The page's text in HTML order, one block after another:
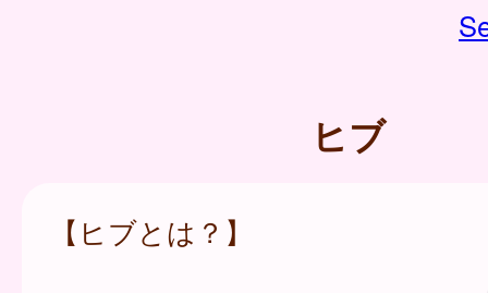
ヒブ
【ヒブとは？】